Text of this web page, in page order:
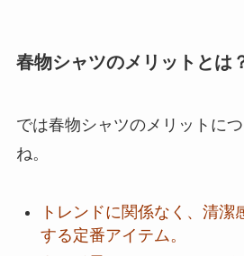
春物シャツのメリットとは
では春物シャツのメリットに
ね。
トレンドに関係なく、清潔
する定番アイテム。